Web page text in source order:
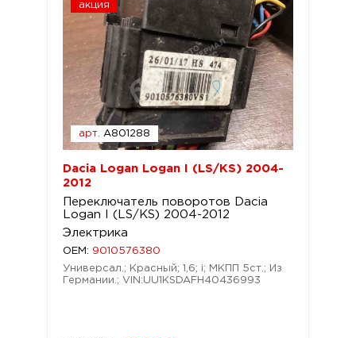
акция
арт. A801288
Dacia Logan Logan I (LS/KS) 2004-
2012
Переключатель поворотов Dacia
Logan I (LS/KS) 2004-2012
Электрика
OEM: 9010576380
Универсал.; Красный; 1,6; i; МКПП 5ст.; Из
Германии.; VIN:UU1KSDAFH40436993